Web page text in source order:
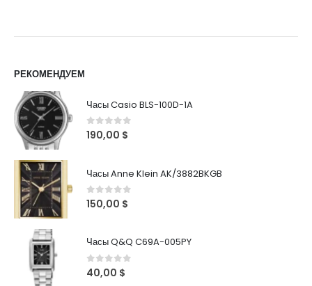
РЕКОМЕНДУЕМ
Часы Casio BLS-100D-1A
0out of 5
190,00 $
Часы Anne Klein AK/3882BKGB
0out of 5
150,00 $
Часы Q&Q C69A-005PY
0 out of 5
40,00 $